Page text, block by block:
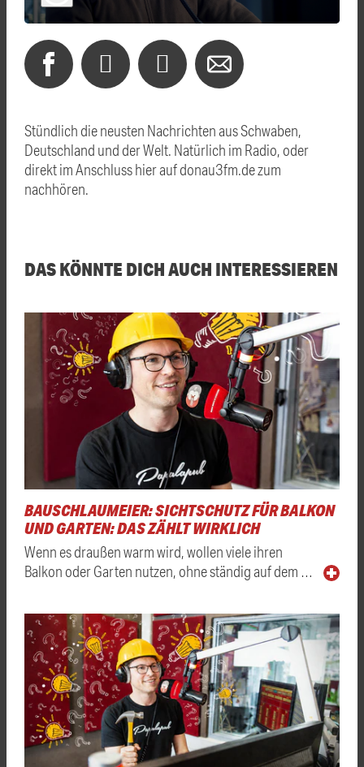
Stündlich die neusten Nachrichten aus Schwaben,
Deutschland und der Welt. Natürlich im Radio, oder
direkt im Anschluss hier auf donau3fm.de zum
nachhören.
DAS KÖNNTE DICH AUCH INTERESSIEREN
BAUSCHLAUMEIER: SICHTSCHUTZ FÜR BALKON
UND GARTEN: DAS ZÄHLT WIRKLICH
Wenn es draußen warm wird, wollen viele ihren
Balkon oder Garten nutzen, ohne ständig auf dem …